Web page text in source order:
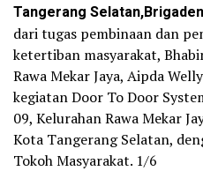
Tangerang
dari tugas pembinaan dan
ketertiban masyarakat,
Rawa Mekar Jaya, Aipda
kegiatan Door To Door
09, Kelurahan Rawa Mekar
Kota Tangerang Selatan,
Tokoh Masyarakat. 1/6